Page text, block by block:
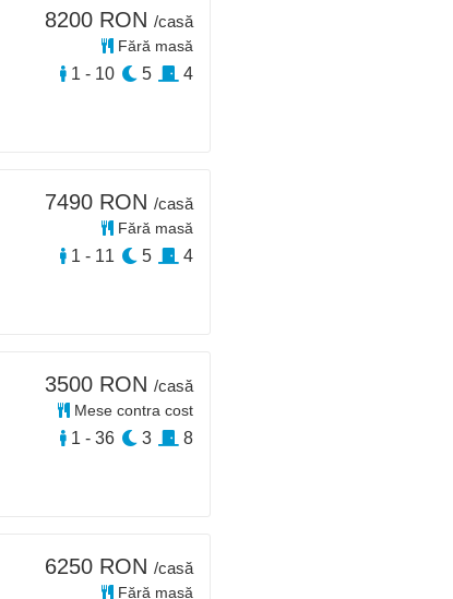
8200 RON /casă
Fără masă
1 - 10 5 4
7490 RON /casă
Fără masă
1 - 11 5 4
3500 RON /casă
Mese contra cost
1 - 36 3 8
6250 RON /casă
Fără masă